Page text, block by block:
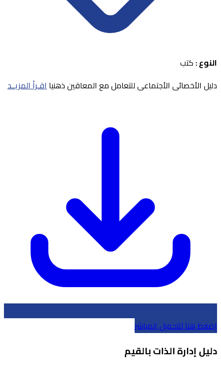
النوع : كتب
دليل الأخصائى الأجتماعى للتعامل مع المعاقين ذهنيااقـرأ المزيــد
إضغط هنا للتحميل المباشر
دليل إدارة الذات بالقيم